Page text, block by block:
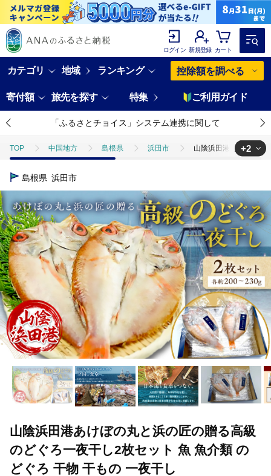
ログイン 新規登録 カート
カテゴリ 地域 ランキング 控除額を調べる
寄付額 旅先を探す 特集 ご利用ガイド
「ふるさとチョイス」システム連携に関して
TOP 中国地方 島根県 浜田市 山陰浜田港あけぼの丸
TOP
のどぐろ 山陰浜田港あけぼの丸と
+2
島根県 浜田市
山陰浜田港あけぼの丸と浜の匠の贈る高級
のどぐろ一夜干し2枚セット 魚 魚介類 の
どぐろ 干物 干もの 一夜干し